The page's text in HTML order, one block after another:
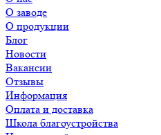
О заводе
О продукции
Блог
Новости
Вакансии
Отзывы
Информация
Оплата и доставка
Школа благоустройства